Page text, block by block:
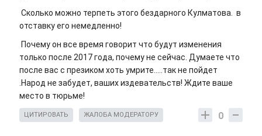
Сколько можно терпеть этого бездарного Кулматова. в
отставку его немедленно!
Почему он все время говорит что будут изменения
только после 2017 года, почему не сейчас. Думаете что
после вас с презиком хоть умрите.....так не пойдет
.Народ не забудет, ваших издевательств! Ждите ваше
место в тюрьме!
0
ЦИТИРОВАТЬ ЖАЛОБА МОДЕРАТОРУ